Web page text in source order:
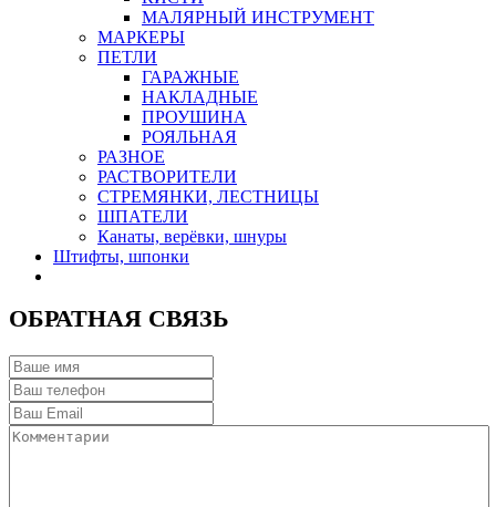
МАЛЯРНЫЙ ИНСТРУМЕНТ
МАРКЕРЫ
ПЕТЛИ
ГАРАЖНЫЕ
НАКЛАДНЫЕ
ПРОУШИНА
РОЯЛЬНАЯ
РАЗНОЕ
РАСТВОРИТЕЛИ
СТРЕМЯНКИ, ЛЕСТНИЦЫ
ШПАТЕЛИ
Канаты, верёвки, шнуры
Штифты, шпонки
ОБРАТНАЯ СВЯЗЬ